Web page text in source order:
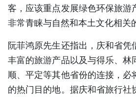
客，应该重点发展绿色环保旅游
非常青睐与自然和本土文化相关
阮菲鸿原先生还指出，庆和省凭
丰富的旅游产品以及与得乐、林
顺、平定等其他省份的连接，必
的热门目的地。据庆和省旅行社